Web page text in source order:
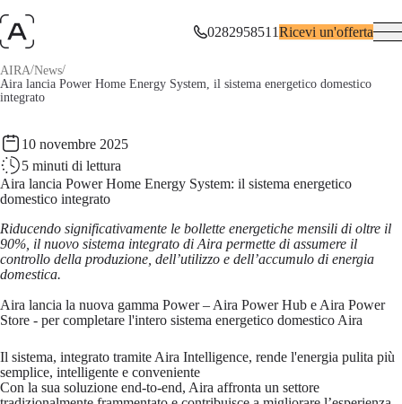
0282958511Ricevi un'offerta
AIRA/News/
Aira lancia Power Home Energy System, il sistema energetico domestico
integrato
10 novembre 2025
5 minuti di lettura
Aira lancia Power Home Energy System: il sistema energetico
domestico integrato
Riducendo significativamente le bollette energetiche mensili di oltre il
90%, il nuovo sistema integrato di Aira permette di assumere il
controllo della produzione, dell’utilizzo e dell’accumulo di energia
domestica.
Aira lancia la nuova gamma Power – Aira Power Hub e Aira Power
Store - per completare l'intero sistema energetico domestico Aira
Il sistema, integrato tramite Aira Intelligence, rende l'energia pulita più
semplice, intelligente e conveniente
Con la sua soluzione end-to-end, Aira affronta un settore